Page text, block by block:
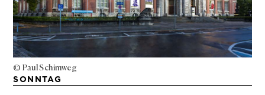
© Paul Schimweg
SONNTAG